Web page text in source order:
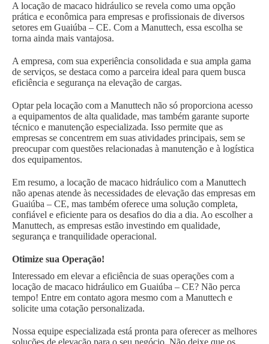
A locação de macaco hidráulico se revela como uma opção
prática e econômica para empresas e profissionais de diversos
setores em Guaiúba – CE. Com a Manuttech, essa escolha se
torna ainda mais vantajosa.
A empresa, com sua experiência consolidada e sua ampla gama
de serviços, se destaca como a parceira ideal para quem busca
eficiência e segurança na elevação de cargas.
Optar pela locação com a Manuttech não só proporciona acesso
a equipamentos de alta qualidade, mas também garante suporte
técnico e manutenção especializada. Isso permite que as
empresas se concentrem em suas atividades principais, sem se
preocupar com questões relacionadas à manutenção e à logística
dos equipamentos.
Em resumo, a locação de macaco hidráulico com a Manuttech
não apenas atende às necessidades de elevação das empresas em
Guaiúba – CE, mas também oferece uma solução completa,
confiável e eficiente para os desafios do dia a dia. Ao escolher a
Manuttech, as empresas estão investindo em qualidade,
segurança e tranquilidade operacional.
Otimize sua Operação!
Interessado em elevar a eficiência de suas operações com a
locação de macaco hidráulico em Guaiúba – CE? Não perca
tempo! Entre em contato agora mesmo com a Manuttech e
solicite uma cotação personalizada.
Nossa equipe especializada está pronta para oferecer as melhores